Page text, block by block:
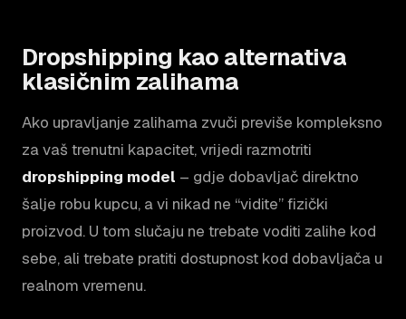
Dropshipping kao alternativa
klasičnim zalihama
Ako upravljanje zalihama zvuči previše kompleksno
za vaš trenutni kapacitet, vrijedi razmotriti
dropshipping model – gdje dobavljač direktno
šalje robu kupcu, a vi nikad ne “vidite” fizički
proizvod. U tom slučaju ne trebate voditi zalihe kod
sebe, ali trebate pratiti dostupnost kod dobavljača u
realnom vremenu.